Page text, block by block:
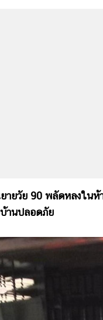
90 พลัดหลงในห้างดั
านปลอดภัย